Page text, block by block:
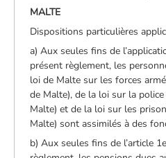
MALTE
Dispositions particulières
a) Aux seules fins de
présent règlement, les
loi de Malte sur les forces
de Malte), de la loi sur la
Malte) et de la loi sur les
Malte) sont assimilés à des
b) Aux seules fins de l’article